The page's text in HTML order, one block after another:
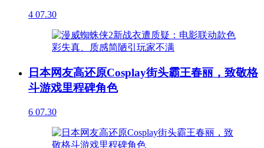
4 07.30
日本网友高还原Cosplay街头霸王春丽，致敬格
斗游戏里程碑角色
6 07.30